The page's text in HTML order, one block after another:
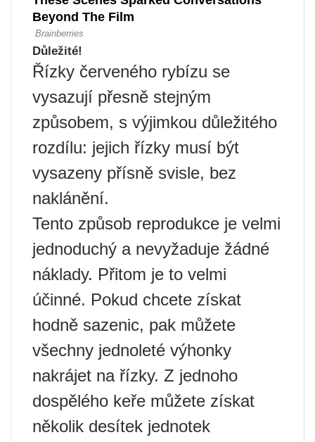
Důležité!
Řízky červeného rybízu se
vysazují přesně stejným
způsobem, s výjimkou důležitého
rozdílu: jejich řízky musí být
vysazeny přísně svisle, bez
naklánění.
Tento způsob reprodukce je velmi
jednoduchý a nevyžaduje žádné
náklady. Přitom je to velmi
účinné. Pokud chcete získat
hodně sazenic, pak můžete
všechny jednoleté výhonky
nakrájet na řízky. Z jednoho
dospělého keře můžete získat
několik desítek jednotek